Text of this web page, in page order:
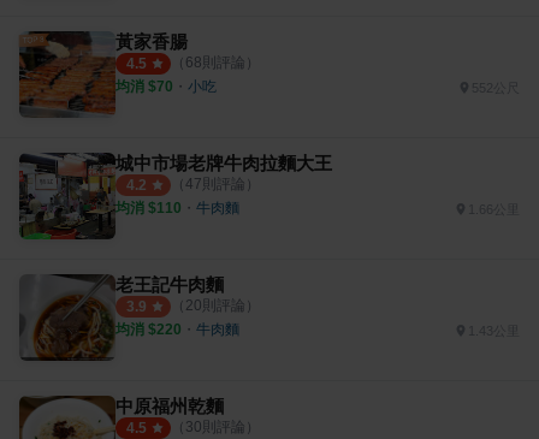
黃家香腸
4.5 （ 68則評論）
均消 $70 ・ 小吃 552公尺
城中市場老牌牛肉拉麵大王
4.2 （ 47則評論）
均消 $110 ・ 牛肉麵
老王記牛肉麵
3.9 （ 20則評論）
均消 $220 ・ 牛肉麵 1.43公里
中原福州乾麵
4.5 （ 30則評論）